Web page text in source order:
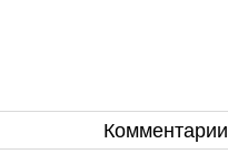
Комментарии